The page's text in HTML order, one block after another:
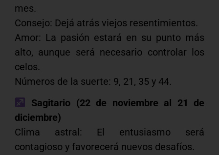
mes.
Consejo: Dejá atrás viejos resentimientos.
Amor: La pasión estará en su punto más
alto, aunque será necesario controlar los
celos.
Números de la suerte: 9, 21, 35 y 44.
Sagitario (22 de noviembre al 21 de
diciembre)
Clima astral: El entusiasmo será
contagioso y favorecerá nuevos desafíos.